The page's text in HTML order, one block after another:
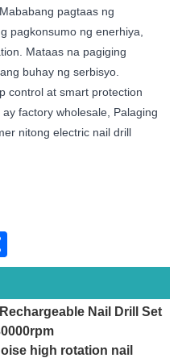
pagtaas ng
pagkonsumo ng enerhiya,
Mataas na pagiging
buhay ng serbisyo.
control at smart protection
factory wholesale, Palaging
nitong electric nail drill
Nail Drill Set
high rotation nail